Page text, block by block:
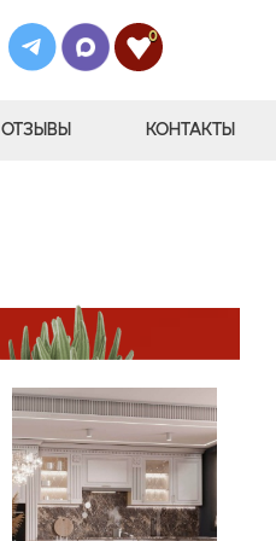
0
ОТЗЫВЫ КОНТАКТЫ